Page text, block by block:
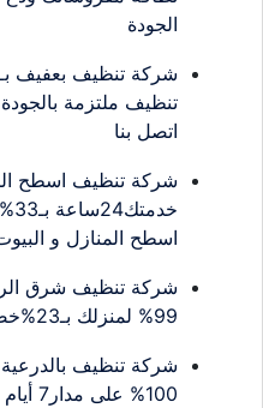
الجودة
اتصل بنا
شركة تنظيف اسطح
اسطح المنازل و
شركة تنظيف شرق
99% لمنزلك بـ23%خصم فوري
شركة تنظيف
100%